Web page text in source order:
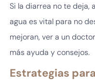
Si la diarrea no te
agua es vital para no
mejoran, ver a un
más ayuda y consejos.
Estrategias